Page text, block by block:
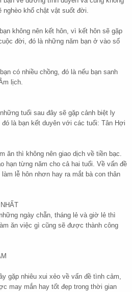
khổ chật vật suốt đời.
không nên kết hôn, vì kết hôn sẽ gặp
đời, đó là những năm bạn ở vào số
có nhiều chồng, đó là nếu bạn sanh
lịch.
tuổi sau đây sẽ gặp cảnh biệt ly
là bạn kết duyên với các tuổi: Tân Hợi
ăn thì không nên giao dịch về tiền bạc.
hạn từng năm cho cả hai tuổi. Về vấn đề
lễ hôn nhơn hay ra mắt bà con thân
ngày chẵn, tháng lẻ và giờ lẻ thì
ăn việc gì cũng sẽ được thành công
gặp nhiêu xui xẻo về vấn đề tình cảm,
may mắn hay tốt đẹp trong thời gian